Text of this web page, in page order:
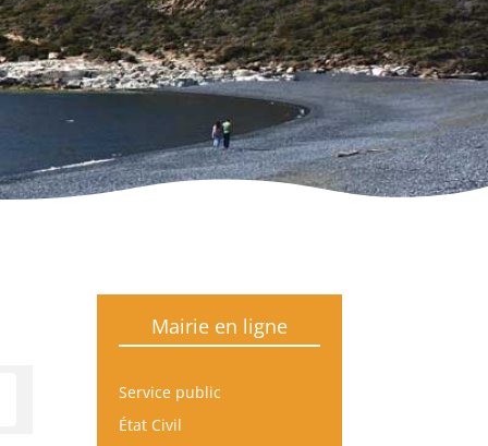
Mairie en ligne
Service public
État Civil